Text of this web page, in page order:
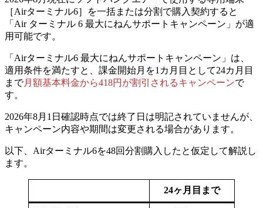
［Airターミナル6］を一括または分割で購入契約すると
「Air ターミナル 6 最大にねんサポートキャンペーン」が適
用可能です。
「Airターミナル6 最大にねんサポートキャンペーン」は、
適用条件を満たすと、課金開始月を1カ月目として24カ月目
まで月額基本料金から418円が割引されるキャンペーンで
す。
2026年8月1日確認時点では終了日は明記されていませんが、
キャンペーン内容や期間は変更される場合があります。
以下、Airターミナル6を48回分割購入したと仮定して解説し
ます。
24ヶ月目まで